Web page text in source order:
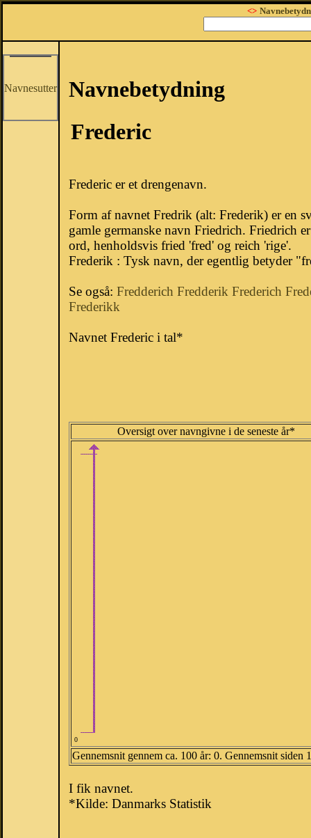
<>
Navnesutter
Navnebetydning
Frederic
Frederic er et drengenavn.
Form af navnet Fredrik (alt: Frederik) er en
gamle germanske navn Friedrich. Friedrich
ord, henholdsvis fried 'fred' og reich 'rige'.
Frederik : Tysk navn, der egentlig betyder
Se også: Fredderich Fredderik Frederich
Frederikk
Navnet Frederic i tal*
Oversigt over navngivne i de seneste år*
0
Gennemsnit gennem ca. 100 år: 0. Gennemsnit siden
I fik navnet.
*Kilde: Danmarks Statistik